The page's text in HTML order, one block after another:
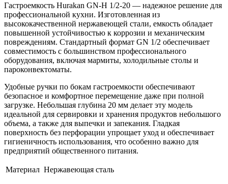
Гастроемкость Hurakan GN-H 1/2-20 — надежное решение для
профессиональной кухни. Изготовленная из
высококачественной нержавеющей стали, емкость обладает
повышенной устойчивостью к коррозии и механическим
повреждениям. Стандартный формат GN 1/2 обеспечивает
совместимость с большинством профессионального
оборудования, включая мармиты, холодильные столы и
пароконвектоматы.
Удобные ручки по бокам гастроемкости обеспечивают
безопасное и комфортное перемещение даже при полной
загрузке. Небольшая глубина 20 мм делает эту модель
идеальной для сервировки и хранения продуктов небольшого
объема, а также для выпечки и запекания. Гладкая
поверхность без перфорации упрощает уход и обеспечивает
гигиеничность использования, что особенно важно для
предприятий общественного питания.
Материал Нержавеющая сталь